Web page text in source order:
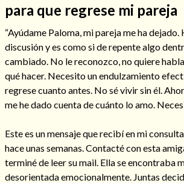
Cómo alejar a la amante de mi esposo
para que regrese mi pareja
“Ayúdame Paloma, mi pareja me ha
discusión y es como si de repente algo
cambiado. No le reconozco, no quiere
qué hacer. Necesito un endulzamiento
regrese cuanto antes. No sé vivir sin él.
me he dado cuenta de cuánto lo amo.
Este es un mensaje que recibí en mi
hace unas semanas. Contacté con esta
terminé de leer su mail. Ella se encontraba
desorientada emocionalmente. Juntas